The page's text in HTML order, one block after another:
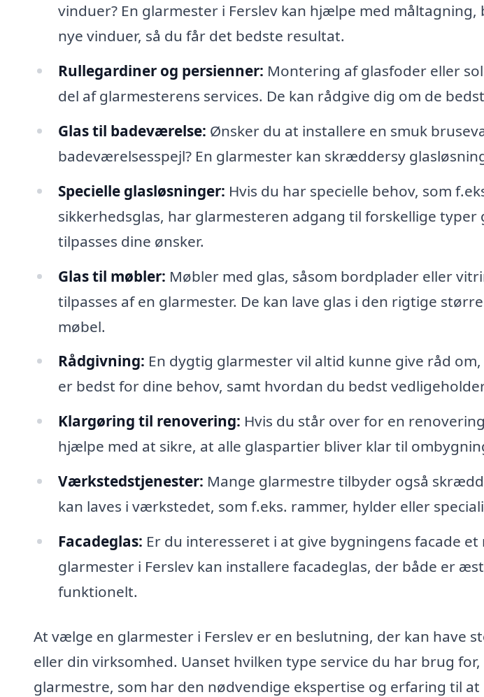
vinduer? En glarmester i Ferslev kan hjælpe med
nye vinduer, så du får det bedste resultat.
Rullegardiner og persienner: Montering af glasfoder eller
del af glarmesterens services. De kan rådgive dig om de
Glas til badeværelse: Ønsker du at installere en smuk
badeværelsesspejl? En glarmester kan skræddersy
Specielle glasløsninger: Hvis du har specielle behov, som
sikkerhedsglas, har glarmesteren adgang til forskellige typer
tilpasses dine ønsker.
Glas til møbler: Møbler med glas, såsom bordplader eller
tilpasses af en glarmester. De kan lave glas i den rigtige
møbel.
Rådgivning: En dygtig glarmester vil altid kunne give råd
er bedst for dine behov, samt hvordan du bedst
Klargøring til renovering: Hvis du står over for en
hjælpe med at sikre, at alle glaspartier bliver klar til
Værkstedstjenester: Mange glarmestre tilbyder også
kan laves i værkstedet, som f.eks. rammer, hylder eller
Facadeglas: Er du interesseret i at give bygningens facade et
glarmester i Ferslev kan installere facadeglas, der både er
funktionelt.
At vælge en glarmester i Ferslev er en beslutning, der kan have
eller din virksomhed. Uanset hvilken type service du har brug
glarmestre, som har den nødvendige ekspertise og erfaring til